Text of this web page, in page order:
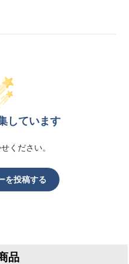
しています
ください。
を投稿する
品